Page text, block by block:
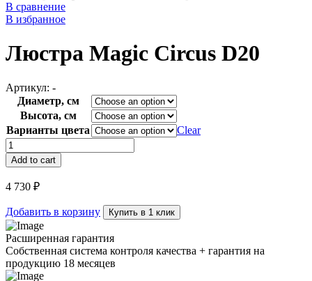
В сравнение
В избранное
Люстра Magic Circus D20
Артикул: -
Диаметр, см
Высота, см
Варианты цвета
Clear
Люстра
Magic
Circus
D20
quantity
Add to cart
4 730 ₽
Добавить в корзину Купить в 1 клик
Расширенная гарантия
Собственная система контроля качества + гарантия на
продукцию 18 месяцев